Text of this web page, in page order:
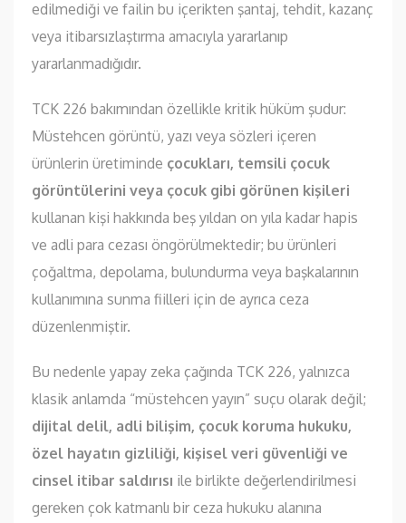
edilmediği ve failin bu içerikten şantaj, tehdit, kazanç
veya itibarsızlaştırma amacıyla yararlanıp
yararlanmadığıdır.
TCK 226 bakımından özellikle kritik hüküm şudur:
Müstehcen görüntü, yazı veya sözleri içeren
ürünlerin üretiminde çocukları, temsili çocuk
görüntülerini veya çocuk gibi görünen kişileri
kullanan kişi hakkında beş yıldan on yıla kadar hapis
ve adli para cezası öngörülmektedir; bu ürünleri
çoğaltma, depolama, bulundurma veya başkalarının
kullanımına sunma fiilleri için de ayrıca ceza
düzenlenmiştir.
Bu nedenle yapay zeka çağında TCK 226, yalnızca
klasik anlamda “müstehcen yayın” suçu olarak değil;
dijital delil, adli bilişim, çocuk koruma hukuku,
özel hayatın gizliliği, kişisel veri güvenliği ve
cinsel itibar saldırısı ile birlikte değerlendirilmesi
gereken çok katmanlı bir ceza hukuku alanına